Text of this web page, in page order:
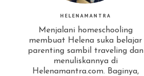
HELENAMANTRA
Menjalani homeschooling
membuat Helena suka belajar
parenting sambil traveling dan
menuliskannya di
Helenamantra.com. Baginya,